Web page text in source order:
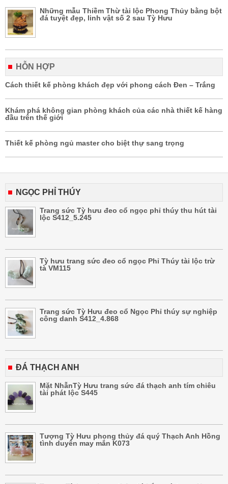
Những mẫu Thiềm Thừ tài lộc Phong Thủy bằng bột
đá tuyệt đẹp, linh vật số 2 sau Tỳ Hưu
HỖN HỢP
Cách thiết kế phòng khách đẹp với phong cách Đen – Trắng
Khám phá không gian phòng khách của các nhà thiết kế hàng
đầu trên thế giới
Thiết kế phòng ngủ master cho biệt thự sang trọng
NGỌC PHỈ THÚY
Trang sức Tỳ hưu đeo cổ ngọc phỉ thúy thu hút tài
lộc S412_5.245
Tỳ hưu trang sức đeo cổ ngọc Phỉ Thúy tài lộc trừ
tà VM115
Trang sức Tỳ Hưu đeo cổ Ngọc Phỉ thúy sự nghiệp
công danh S412_4.868
ĐÁ THẠCH ANH
Mặt NhẫnTỳ Hưu trang sức đá thạch anh tím chiêu
tài phát lộc S445
Tượng Tỳ Hưu phong thủy đá quý Thạch Anh Hồng
tình duyên may mắn K073